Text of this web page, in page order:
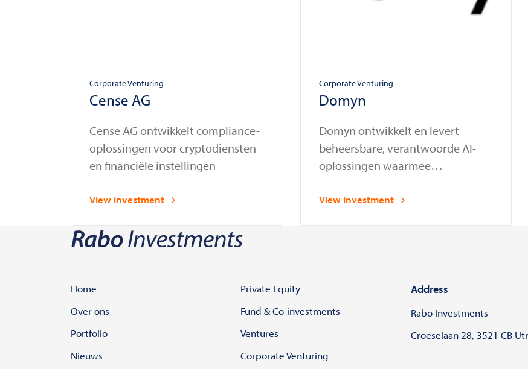
Corporate Venturing
Cense AG
Cense AG ontwikkelt compliance-
oplossingen voor cryptodiensten
en financiële instellingen
View investment
Corporate Venturing
Domyn
Domyn ontwikkelt en levert
beheersbare, verantwoorde AI-
oplossingen waarmee
sectoren AI-systemen veilig en
View investment
Home
Over ons
Portfolio
Nieuws
Private Equity
Fund & Co-investments
Ventures
Corporate Venturing
Address
Rabo Investments
Croeselaan 28, 3521 CB